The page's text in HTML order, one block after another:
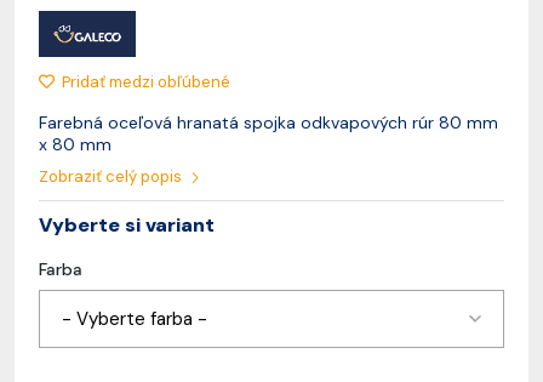
Pridať medzi obľúbené
Farebná oceľová hranatá spojka odkvapových rúr 80 mm
x 80 mm
Zobraziť celý popis
Vyberte si variant
Farba
- Vyberte farba -